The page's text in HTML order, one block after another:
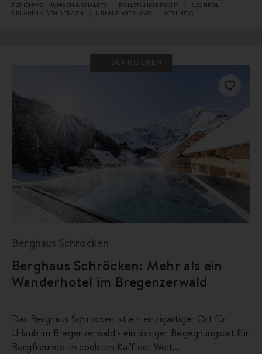
FERIENWOHNUNGEN & CHALETS ROLLSTUHLGERECHT
SÜDTIROL
URLAUB IN DEN BERGEN
URLAUB MIT HUND WELLNESS
SCHRÖCKEN
Berghaus Schröcken
Berghaus Schröcken: Mehr als ein
Wanderhotel im Bregenzerwald
Das Berghaus Schröcken ist ein einzigartiger Ort für
Urlaub im Bregenzerwald - ein lässiger Begegnungsort für
Bergfreunde im coolsten Kaff der Welt...